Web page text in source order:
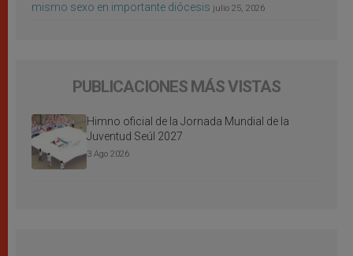
mismo sexo en importante diócesis julio 25, 2026
PUBLICACIONES MÁS VISTAS
Himno oficial de la Jornada Mundial de la
Juventud Seúl 2027
3 Ago 2026